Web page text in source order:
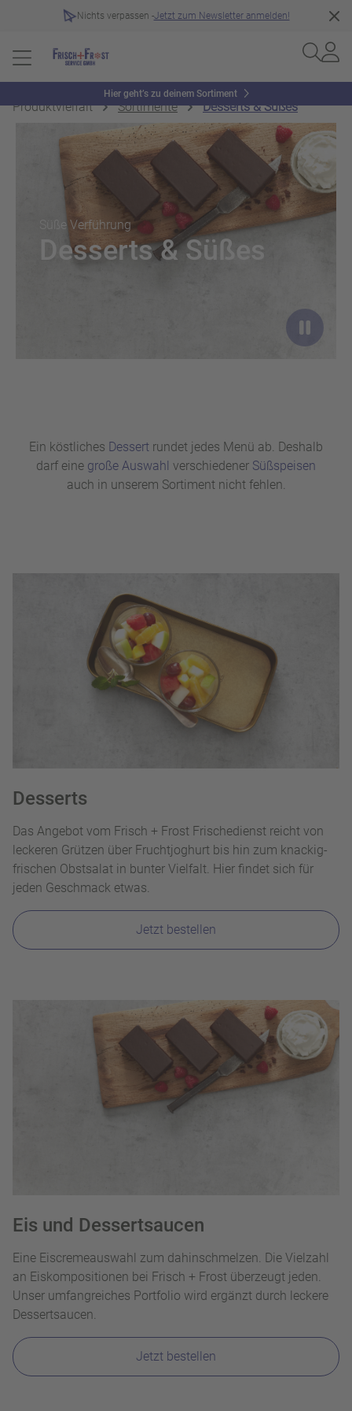
Nichts verpassen -Jetzt zum Newsletter anmelden!
Hier geht’s zu deinem Sortiment
Produktvielfalt Sortimente
Desserts & Süßes
Slider überspringen
Süße Verführung
Desserts & Süßes
Ein köstliches Dessert rundet jedes Menü ab. Deshalb
darf eine große Auswahl verschiedener Süßspeisen
auch in unserem Sortiment nicht fehlen.
Desserts
Das Angebot vom Frisch + Frost Frischedienst reicht von
leckeren Grützen über Fruchtjoghurt bis hin zum knackig-
frischen Obstsalat in bunter Vielfalt. Hier findet sich für
jeden Geschmack etwas.
Jetzt bestellen
Eis und Dessertsaucen
Eine Eiscremeauswahl zum dahinschmelzen. Die Vielzahl
an Eiskompositionen bei Frisch + Frost überzeugt jeden.
Unser umfangreiches Portfolio wird ergänzt durch leckere
Dessertsaucen.
Jetzt bestellen